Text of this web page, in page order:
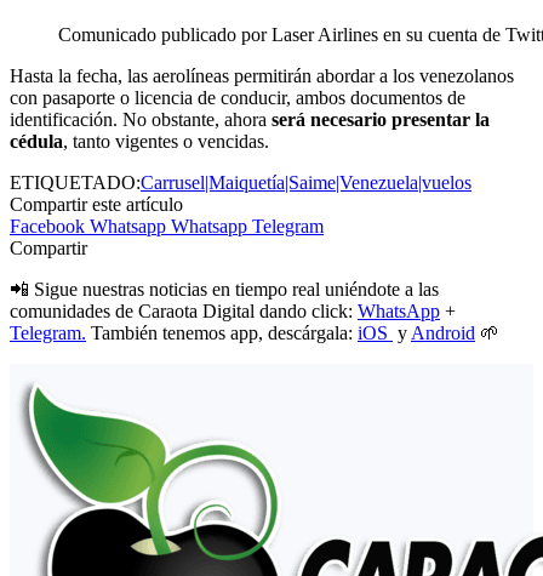
Comunicado publicado por Laser Airlines en su cuenta de
Hasta la fecha, las aerolíneas permitirán abordar a los venezolanos
con pasaporte o licencia de conducir, ambos documentos de
identificación. No obstante, ahora será necesario presentar la
cédula, tanto vigentes o vencidas.
ETIQUETADO:Carrusel|Maiquetía|Saime|Venezuela|vuelos
Compartir este artículo
Facebook Whatsapp Whatsapp Telegram
Compartir
📲 Sigue nuestras noticias en tiempo real uniéndote a las
comunidades de Caraota Digital dando click: WhatsApp +
Telegram. También tenemos app, descárgala: iOS y Android 🌱